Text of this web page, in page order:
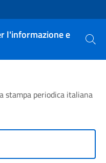
l'informazione e
Cerca
stampa periodica italiana